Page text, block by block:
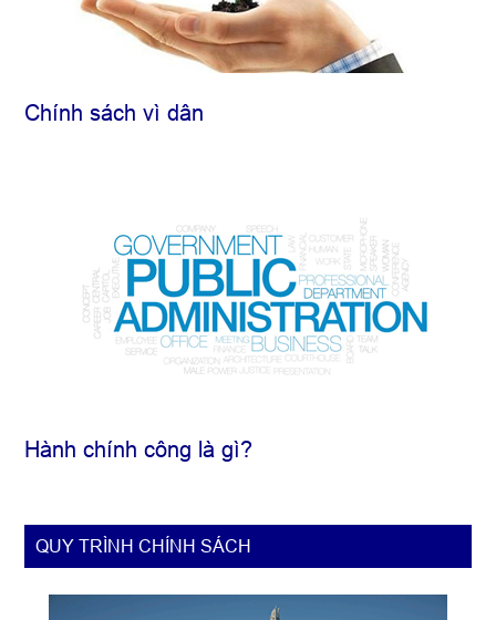
Chính sách vì dân
Hành chính công là gì?
QUY TRÌNH CHÍNH SÁCH